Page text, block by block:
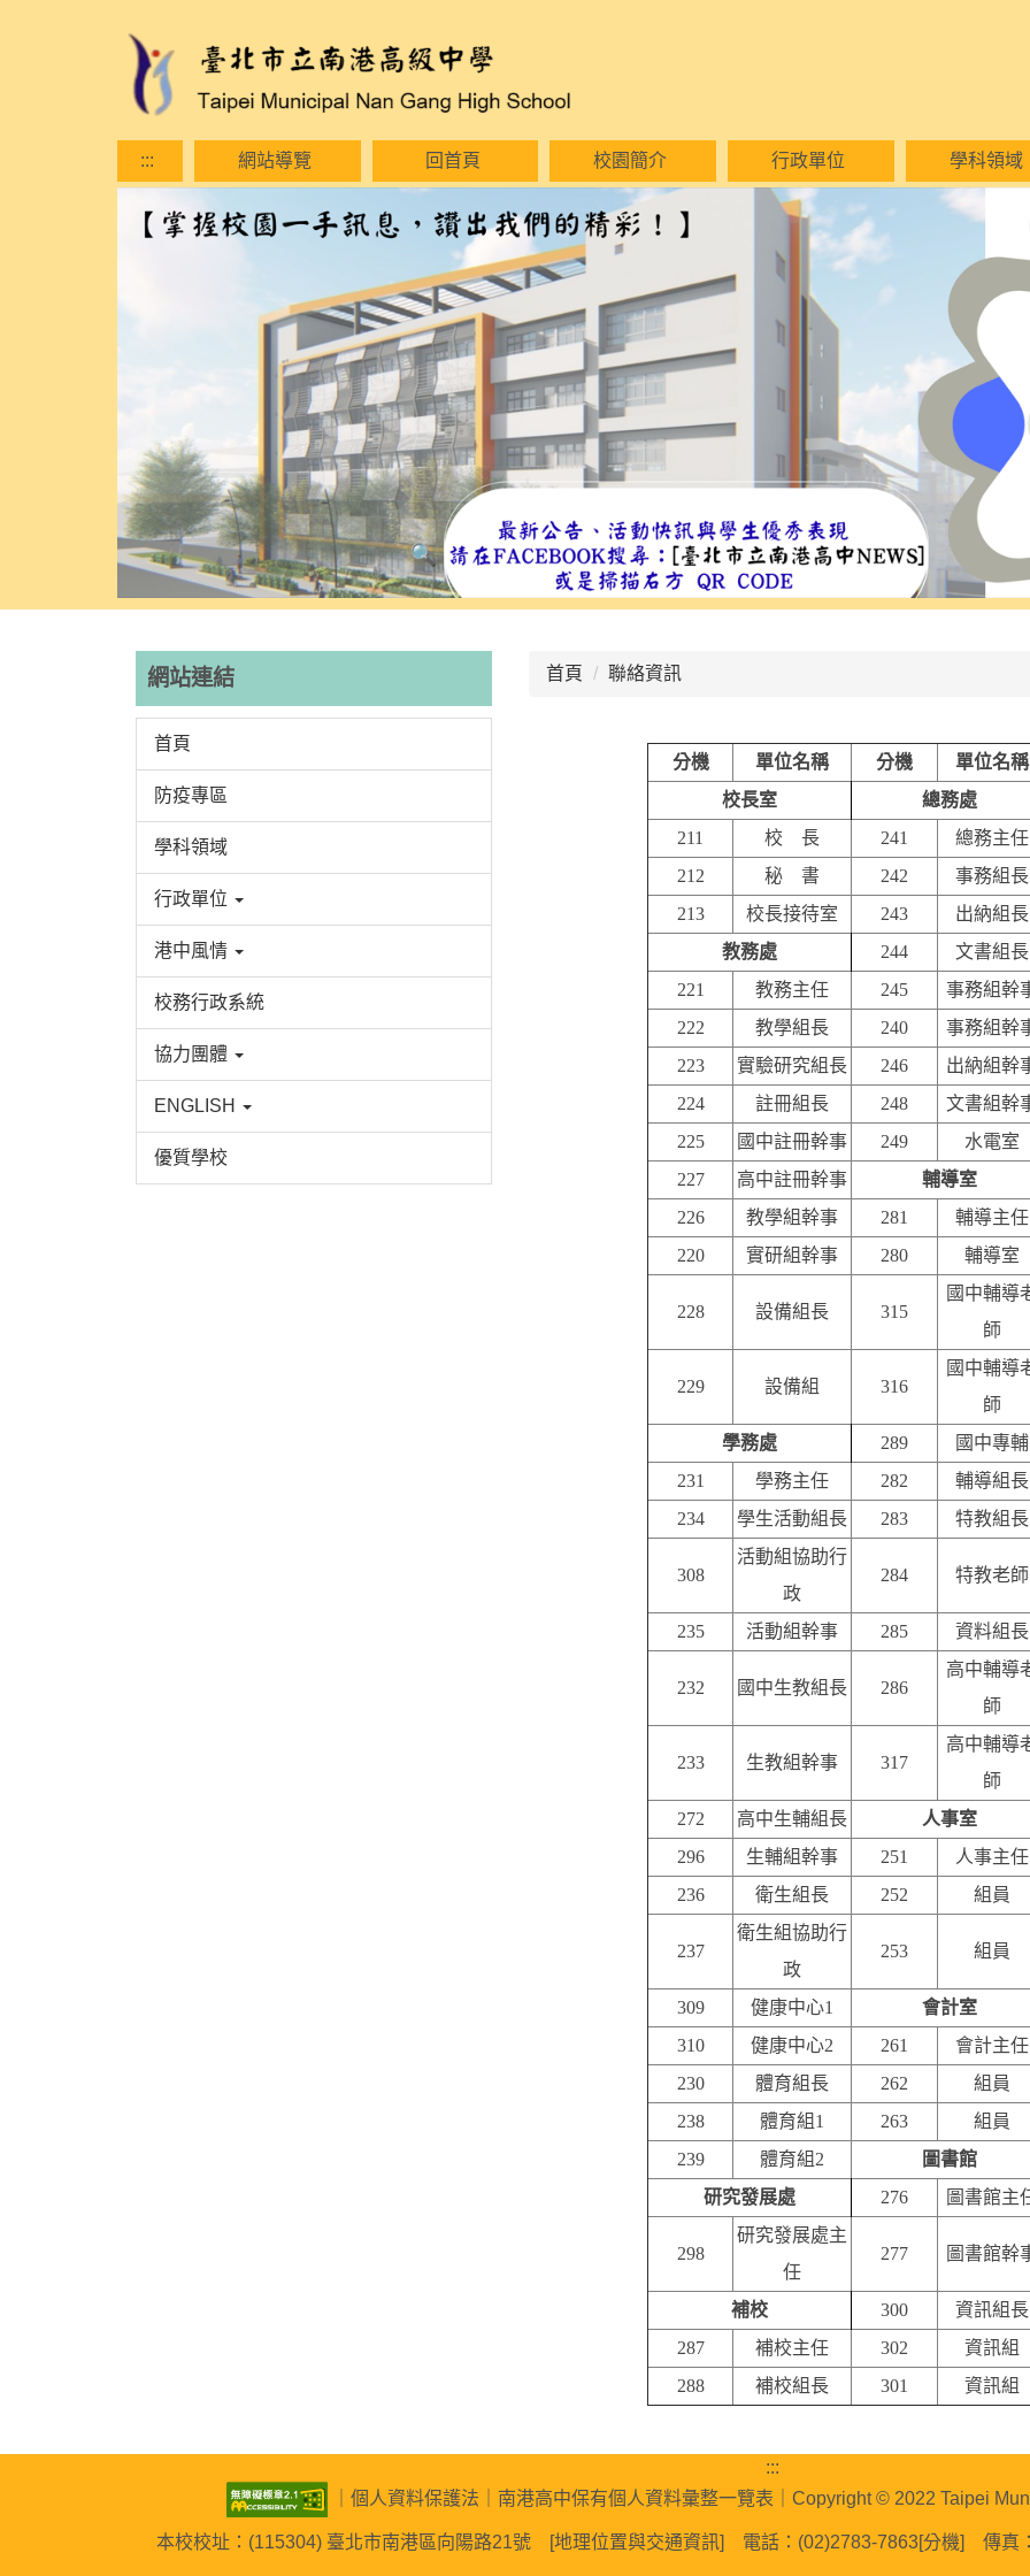
::: 網站導覽 回首頁 校園簡介 行政單位 學科領域
網站連結
首頁
防疫專區
學科領域
行政單位
港中風情
校務行政系統
協力團體
ENGLISH
優質學校
首頁 聯絡資訊
分機 單位名稱 分機 單位名稱
校長室
總務處
211
校 長 241
總務主任
212
秘 書 242
事務組長
213
校長接待室 243
出納組長
教務處
244
文書組長
221
教務主任 245
事務組幹
222
教學組長 240
事務組幹
223
實驗研究組長 246
出納組幹
224
註冊組長 248
文書組幹
225
國中註冊幹事 249
水電室
227
高中註冊幹事
輔導室
226
教學組幹事 281
輔導主任
220
實研組幹事 280 輔導室
228 設備組長 315
國中輔導
師
229 設備組 316
國中輔導
師
學務處
289
國中專輔
231
學務主任 282
輔導組長
234
學生活動組長 283 特教組長
308
活動組協助行
政
284 特教老師
235 活動組幹事 285 資料組長
232 國中生教組長 286
高中輔導
師
233 生教組幹事 317
高中輔導
師
272
高中生輔組長 人事室
296
生輔組幹事 251 人事主任
236
衛生組長 252 組員
237
衛生組協助行
政
253 組員
309 健康中心1 會計室
310
健康中心2 261 會計主任
230
體育組長 262 組員
238
體育組1 263 組員
239
體育組2 圖書館
研究發展處
276 圖書館主
298
研究發展處主
任
277 圖書館幹
補校 300 資訊組長
287
補校主任 302 資訊組
288
補校組長 301 資訊組
:::
個人資料保護法 南港高中保有個人資料彙整一覽表 ｜Copyright © 2022 Taipei
本校校址：(115304) 臺北市南港區向陽路21號 [地理位置與交通資訊] 電話：(02)2783-7863[分機] 傳真